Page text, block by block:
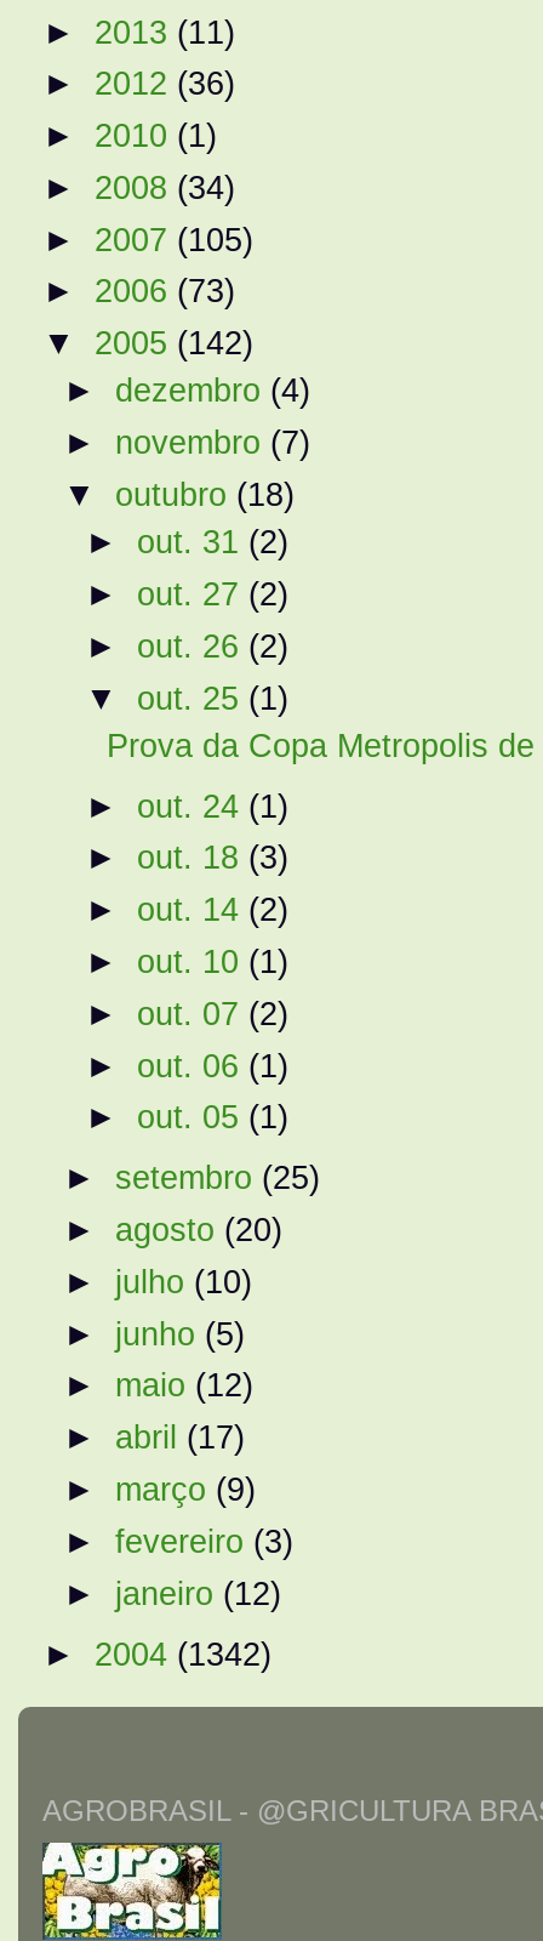
► 2013 (11)
► 2012 (36)
► 2010 (1)
► 2008 (34)
► 2007 (105)
► 2006 (73)
▼ 2005 (142)
► dezembro (4)
► novembro (7)
▼ outubro (18)
► out. 31 (2)
► out. 27 (2)
► out. 26 (2)
▼ out. 25 (1)
Prova da Copa Metropolis
► out. 24 (1)
► out. 18 (3)
► out. 14 (2)
► out. 10 (1)
► out. 07 (2)
► out. 06 (1)
► out. 05 (1)
► setembro (25)
► agosto (20)
► julho (10)
► junho (5)
► maio (12)
► abril (17)
► março (9)
►fevereiro (3)
► janeiro (12)
► 2004 (1342)
AGROBRASIL - @GRICULTURA